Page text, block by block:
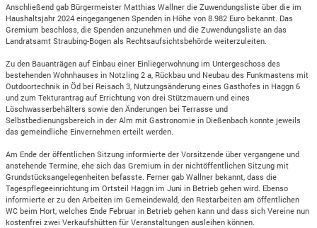
Anschließend gab Bürgermeister Matthias Wallner die Zuwendungsliste über die im
Haushaltsjahr 2024 eingegangenen Spenden in Höhe von 8.982 Euro bekannt. Das
Gremium beschloss, die Spenden anzunehmen und die Zuwendungsliste an das
Landratsamt Straubing-Bogen als Rechtsaufsichtsbehörde weiterzuleiten.
Zu den Bauanträgen auf Einbau einer Einliegerwohnung im Untergeschoss des
bestehenden Wohnhauses in Notzling 2 a, Rückbau und Neubau des Funkmastens mit
Outdoortechnik in Öd bei Reisach 3, Nutzungsänderung eines Gasthofes in Haggn 6
und zum Tekturantrag auf Errichtung von drei Stützmauern und eines
Löschwasserbehälters sowie den Änderungen bei Terrasse und
Selbstbedienungsbereich in der Alm mit Gastronomie in Dießenbach konnte jeweils
das gemeindliche Einvernehmen erteilt werden.
Am Ende der öffentlichen Sitzung informierte der Vorsitzende über vergangene und
anstehende Termine, ehe sich das Gremium in der nichtöffentlichen Sitzung mit
Grundstücksangelegenheiten befasste. Ferner gab Wallner bekannt, dass die
Tagespflegeeinrichtung im Ortsteil Haggn im Juni in Betrieb gehen wird. Ebenso
informierte er zu den Arbeiten im Gemeindewald, den Restarbeiten am öffentlichen
WC beim Hort, welches Ende Februar in Betrieb gehen kann und dass sich Vereine nun
kostenfrei zwei Verkaufshütten für Veranstaltungen ausleihen können.